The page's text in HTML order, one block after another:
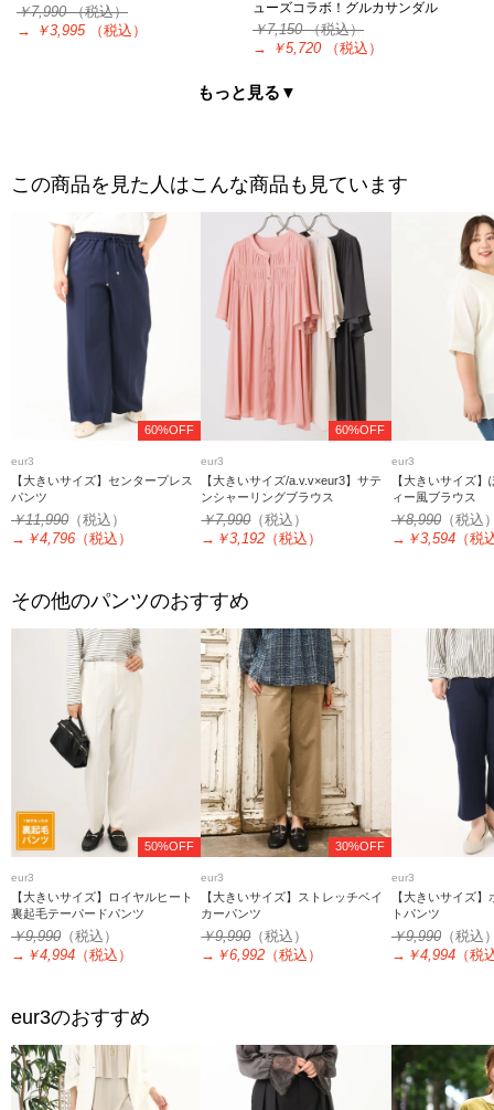
￥7,990（税込）
→
￥3,995 （税込）
ューズコラボ！グルカサンダル
￥7,150（税込）
→
￥5,720 （税込）
もっと見る▼
この商品を見た人はこんな商品も見ています
60%OFF
eur3
【大きいサイズ】センタープレス
パンツ
￥11,990 （税込）
→ ￥4,796 （税込）
60%OFF
eur3
【大きいサイズ/a.v.v×eur3】サテ
ンシャーリングブラウス
￥7,990（税込）
→ ￥3,192 （税込）
eur3
【大きいサイズ
ィー風ブラウス
￥8,990（税込
→ ￥3,594（税
その他のパンツのおすすめ
50%OFF
eur3
【大きいサイズ】ロイヤルヒート
裏起毛テーパードパンツ
￥9,990 （税込）
→ ￥4,994 （税込）
30%OFF
eur3
【大きいサイズ】ストレッチベイ
カーパンツ
￥9,990（税込）
→ ￥6,992 （税込）
eur3
【大きいサイズ
トパンツ
￥9,990（税込
→ ￥4,994（税
eur3のおすすめ